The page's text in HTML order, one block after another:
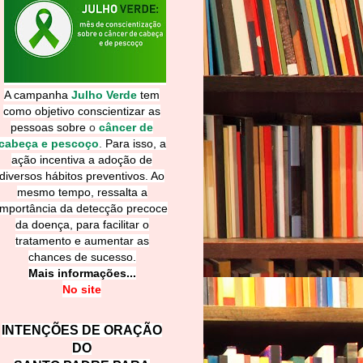
A campanha Julho Verde tem
como objetivo conscientizar as
pessoas sobre o câncer de
e pescoço
Para isso, a
ação incentiva a adoção de
diversos hábitos preventivos. Ao
mesmo tempo, ressalta a
da detecção precoce
da doença, para facilitar o
tratamento e aumentar as
chances de sucesso.
Mais informações...
No site
INTENÇÕES DE ORAÇÃO
DO